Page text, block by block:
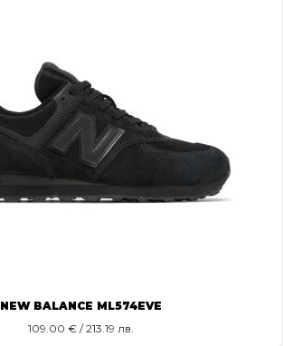
NEW BALANCE ML574EVE
109.00 € / 213.19 лв.